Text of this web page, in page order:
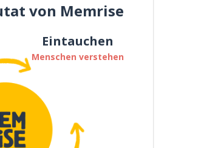
von Memrise
Eintauchen
Menschen verstehen